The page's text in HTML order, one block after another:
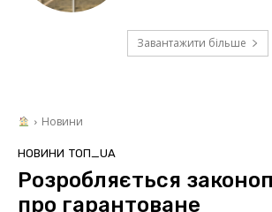
Завантажити більше